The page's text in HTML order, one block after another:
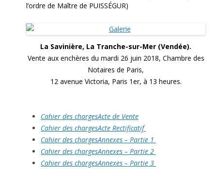
l’ordre de Maître de PUISSÉGUR)
La Savinière, La Tranche-sur-Mer (Vendée).
Vente aux enchères du mardi 26 juin 2018, Chambre des
Notaires de Paris,
12 avenue Victoria, Paris 1er, à 13 heures.
Cahier des chargesActe de Vente
Cahier des chargesActe Rectificatif
Cahier des chargesAnnexes – Partie 1
Cahier des chargesAnnexes – Partie 2
Cahier des chargesAnnexes – Partie 3